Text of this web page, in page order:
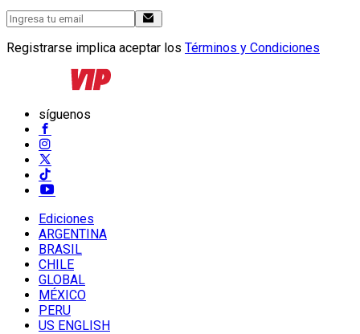
Registrarse implica aceptar los Términos y Condiciones
síguenos
Ediciones
ARGENTINA
BRASIL
CHILE
GLOBAL
MÉXICO
PERU
US ENGLISH